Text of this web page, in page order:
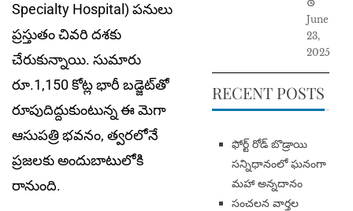
Specialty Hospital) పనులు
ప్రస్తుతం చివరి దశకు
చేరుకున్నాయి. సుమారు
రూ.1,150 కోట్ల భారీ బడ్జెట్‌తో
రూపుదిద్దుకుంటున్న ఈ మెగా
ఆసుపత్రి భవనం, త్వరలోనే
ప్రజలకు అందుబాటులోకి
రానుంది.
June
23,
2025
RECENT POSTS
​ఫోర్ట్ రోడ్ బొడ్రాయి
సన్నిధానంలో ఘనంగా
మహా అన్నదానం
సంచలన వార్తల